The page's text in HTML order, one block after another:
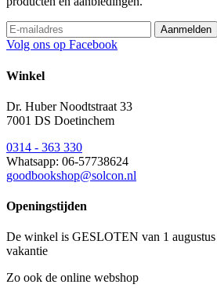
Volg ons op Facebook
Winkel
Dr. Huber Noodtstraat 33
7001 DS Doetinchem
0314 - 363 330
Whatsapp: 06-57738624
goodbookshop@solcon.nl
Openingstijden
De winkel is GESLOTEN van 1 augustus
vakantie
Zo ook de online webshop